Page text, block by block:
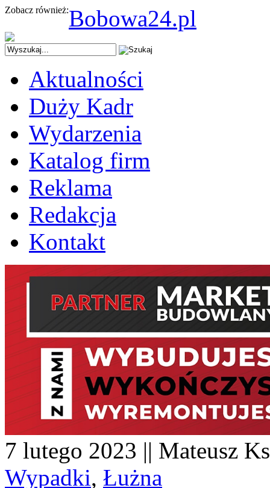
Zobacz również:Bobowa24.pl
Aktualności
Duży Kadr
Wydarzenia
Katalog firm
Reklama
Redakcja
Kontakt
7 lutego 2023 || Mateusz
Wypadki, Łużna